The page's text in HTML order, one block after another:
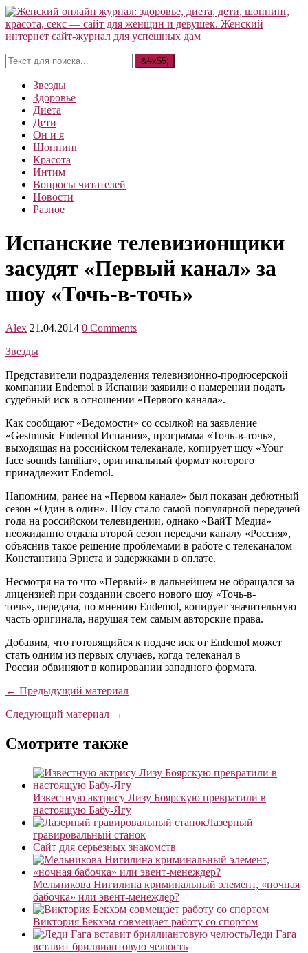
Звезды
Здоровье
Диета
Дети
Он и я
Шоппинг
Красота
Интим
Вопросы читателей
Новости
Разное
Испанские телевизионщики
засудят «Первый канал» за
шоу «Точь-в-точь»
Alex 21.04.2014 0 Comments
Звезды
Представители подразделения телевизионно-продюсерской
компании Endemol в Испании заявили о намерении подать
судебный иск в отношении «Первого канала».
Как сообщают «Ведомости» со ссылкой на заявление
«Gestmusic Endemol Испания», программа «Точь-в-точь»,
выходящая на российском телеканале, копирует шоу «Your
face sounds familiar», оригинальный формат которого
принадлежит Endemol.
Напомним, ранее на «Первом канале» был показан дебютный
сезон «Один в один». Шоу стало самой популярной передачей
года на российском телевидении, однако «ВайТ Медиа»
неожиданно отдала второй сезон передачи каналу «Россия»,
объяснив такое решение проблемами в работе с телеканалом
Константина Эрнста и задержками в оплате.
Несмотря на то что «Первый» в дальнейшем не обращался за
лицензией при создании своего нового шоу «Точь-в-
точь», передача, по мнению Endemol, копирует значительную
часть оригинала, нарушая тем самым авторские права.
Добавим, что готовящийся к подаче иск от Endemol может
стать одним из первых случаев, когда телеканал в
России обвиняют в копировании западного формата.
← Предыдущий материал
Следующий материал →
Смотрите также
Известную актрису Лизу Боярскую превратили в
настоящую Бабу-Ягу
Лазерный
гравировальный станок
Сайт для серьезных знакомств
Мельникова Нигилина криминальный элемент, «ночная
бабочка» или эвент-менеждер?
Виктория Бекхэм совмещает работу со спортом
Леди Гага
вставит бриллиантовую челюсть